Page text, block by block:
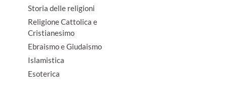
Storia delle religioni
Religione Cattolica e
Cristianesimo
Ebraismo e Giudaismo
Islamistica
Esoterica